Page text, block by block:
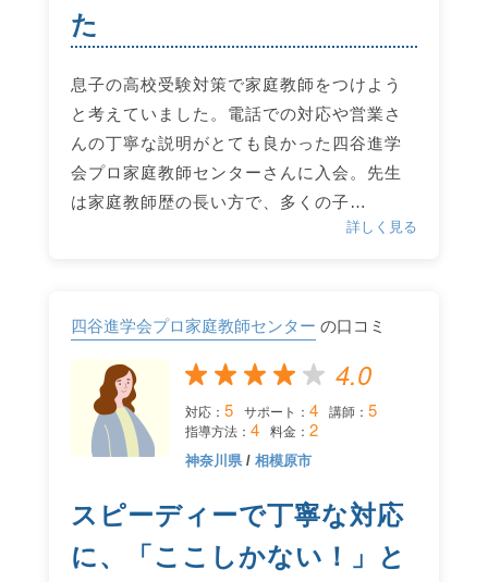
た
息子の高校受験対策で家庭教師をつけよう
と考えていました。電話での対応や営業さ
んの丁寧な説明がとても良かった四谷進学
会プロ家庭教師センターさんに入会。先生
は家庭教師歴の長い方で、多くの子…
詳しく見る
四谷進学会プロ家庭教師センター の口コミ
4.0
対応： 5 サポート： 4 講師： 5
指導方法： 4 料金： 2
神奈川県/ 相模原市
スピーディーで丁寧な対応
に、「ここしかない！」と